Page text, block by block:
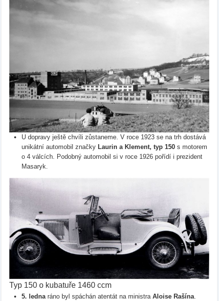
U dopravy ještě chvíli zůstaneme. V roce 1923 se na trh dostává
unikátní automobil značky Laurin a Klement, typ 150s motorem
o 4 válcích. Podobný automobil si v roce 1926 pořídí i prezident
Masaryk.
Typ 150 o kubatuře 1460 ccm
5. lednaráno byl spáchán atentát na ministra Aloise Rašína.